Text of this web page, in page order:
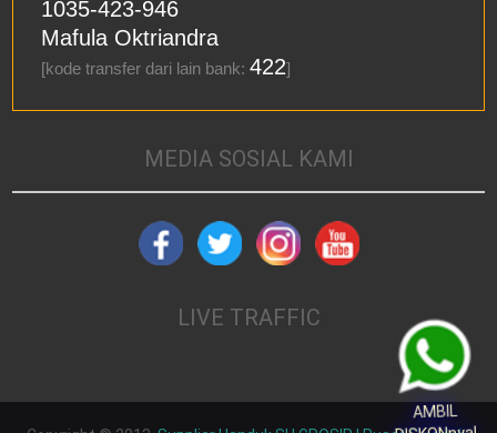
1035-423-946
Mafula Oktriandra
[kode transfer dari lain bank:422]
MEDIA SOSIAL KAMI
LIVE TRAFFIC
AMBIL
DISKONnya!